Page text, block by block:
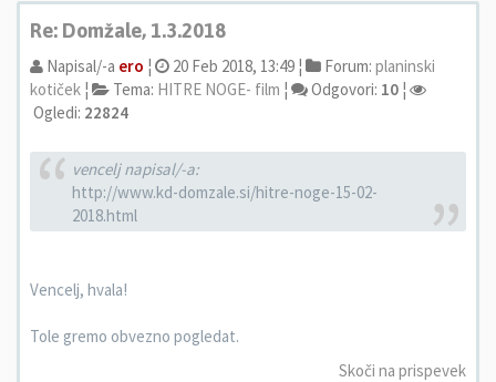
Re: Domžale, 1.3.2018
Napisal/-a ero ¦ 20 Feb 2018, 13:49 ¦ Forum: planinski
kotiček ¦ Tema: HITRE NOGE- film ¦ Odgovori: 10 ¦
Ogledi: 22824
vencelj napisal/-a:
http://www.kd-domzale.si/hitre-noge-15-02-
2018.html
Vencelj, hvala!
Tole gremo obvezno pogledat.
Skoči na prispevek